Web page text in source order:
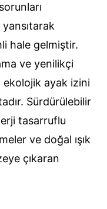
hale gelmiştir.
ve yenilikçi
ekolojik ayak izini
Sürdürülebilir
tasarruflu
ve doğal ışık
çıkaran